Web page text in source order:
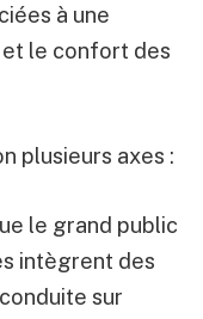
à une
le confort des
plusieurs axes :
le grand public
intègrent des
sur